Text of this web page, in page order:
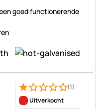
goed functionerende
Beoordeling: 1 van 5 (1
1 Bewertung
(1)
Uitverkocht